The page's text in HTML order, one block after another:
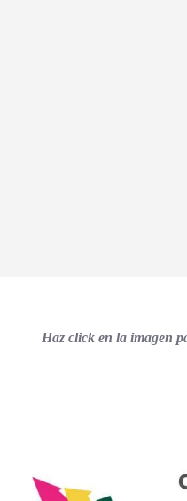
Haz click en la imagen